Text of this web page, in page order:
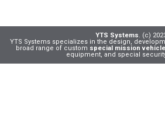
YTS Systems . (c)
YTS Systems specializes in the design,
broad range of custom special mission
equipment, and special